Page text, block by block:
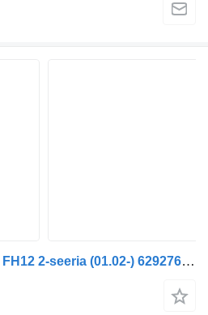
Kit di riparazione Volvo FH12 2-seeria (01.02-) 629276AM per trattore stradale Volvo FH12, FH16, NH12, FH, VNL780 (1993-2014)